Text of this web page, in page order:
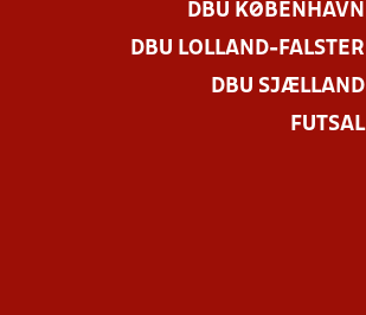
DBU KØBENHAVN
DBU LOLLAND-FALSTER
DBU SJÆLLAND
FUTSAL